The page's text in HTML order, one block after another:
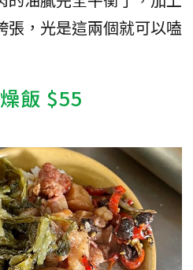
張，光是這兩個就可以嗑
飯 $55